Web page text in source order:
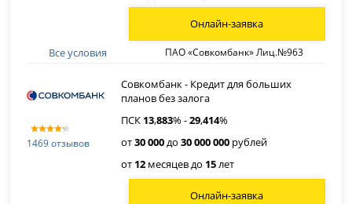
Все условия ПАО «Совкомбанк» Лиц.№963
Онлайн-заявка
1469 отзывов
Совкомбанк - Кредит для больших
планов без залога
ПСК 13,883% -29,414%
от30 000до30 000 000 рублей
от 12 месяцев до 15лет
Онлайн-заявка